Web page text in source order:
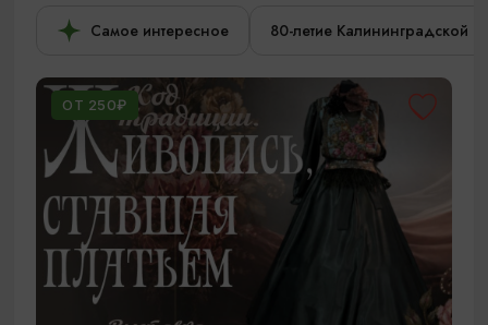
Самое интересное 80-летие Калининградской
ОТ 250₽